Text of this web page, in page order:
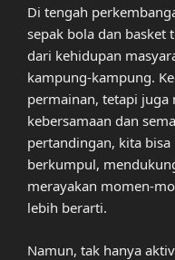
Di tengah
sepak bola dan basket
dari kehidupan
kampung-kampung.
permainan, tetapi juga
kebersamaan dan
pertandingan, kita
berkumpul,
merayakan momen-
lebih berarti.
Namun, tak hanya